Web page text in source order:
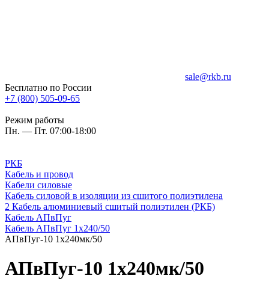
sale@rkb.ru
Бесплатно по России
+7 (800) 505-09-65
Режим работы
Пн. — Пт. 07:00-18:00
РКБ
Кабель и провод
Кабели силовые
Кабель силовой в изоляции из сшитого полиэтилена
2 Кабель алюминиевый сшитый полиэтилен (РКБ)
Кабель АПвПуг
Кабель АПвПуг 1х240/50
АПвПуг-10 1х240мк/50
АПвПуг-10 1х240мк/50